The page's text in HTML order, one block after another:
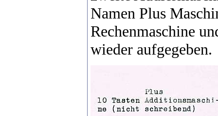
Namen Plus
Rechenmaschine
wieder aufgegeben.